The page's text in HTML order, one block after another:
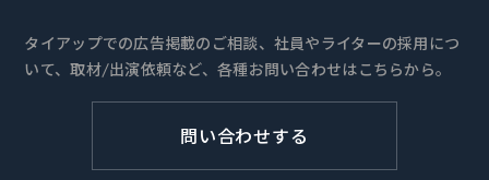
タイアップでの広告掲載のご相談、社員やライターの採用につ
いて、取材/出演依頼など、各種お問い合わせはこちらから。
問い合わせする